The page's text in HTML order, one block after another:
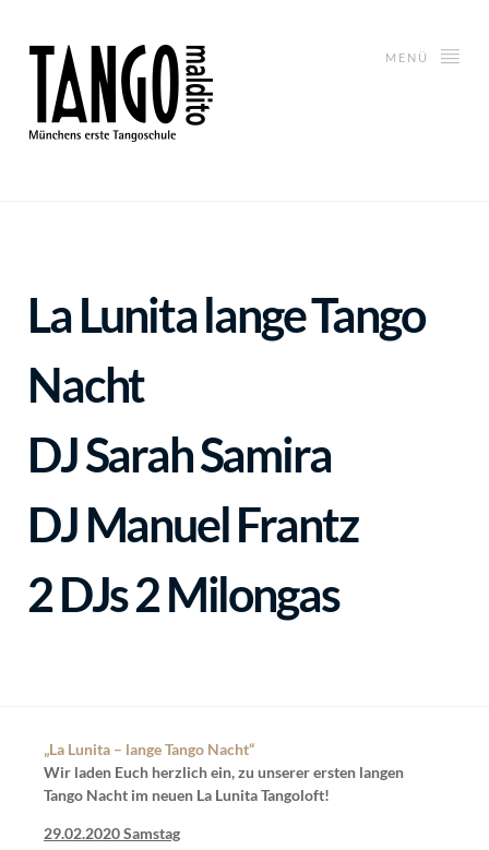
MENÜ
La Lunitalange Tango
Nacht
DJ Sarah Samira
DJ Manuel Frantz
2 DJs 2 Milongas
„La Lunita – lange Tango Nacht“
Wir laden Euch herzlich ein, zu unserer ersten langen
Tango Nacht im neuen La Lunita Tangoloft!
29.02.2020 Samstag